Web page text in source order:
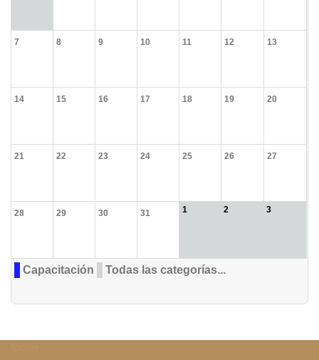
7 8 9 10 11 12 13
14 15 16 17 18 19 20
21 22 23 24 25 26 27
28 29 30 31 1 2 3
Capacitación Todas las categorías...